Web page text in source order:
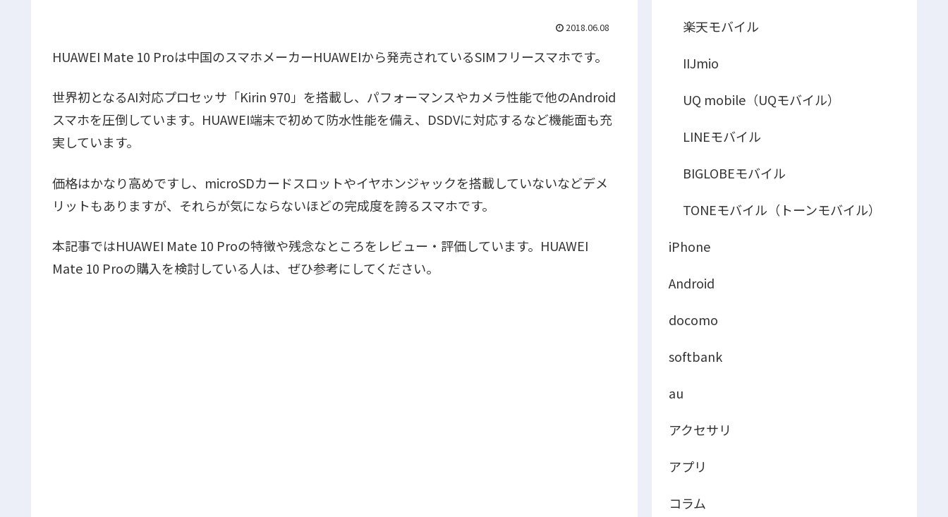
2018.06.08
HUAWEI Mate 10 Proは中国のスマホメーカーHUAWEIから発売されているSIMフリースマホです。
世界初となるAI対応プロセッサ「Kirin 970」を搭載し、パフォーマンスやカメラ性能で他のAndroid
スマホを圧倒しています。HUAWEI端末で初めて防水性能を備え、DSDVに対応するなど機能面も充
実しています。
価格はかなり高めですし、microSDカードスロットやイヤホンジャックを搭載していないなどデメ
リットもありますが、それらが気にならないほどの完成度を誇るスマホです。
本記事ではHUAWEI Mate 10 Proの特徴や残念なところをレビュー・評価しています。HUAWEI
Mate 10 Proの購入を検討している人は、ぜひ参考にしてください。
楽天モバイル
IIJmio
UQ mobile（UQモバイル）
LINEモバイル
BIGLOBEモバイル
TONEモバイル（トーンモバイル）
iPhone
Android
docomo
softbank
au
アクセサリ
アプリ
コラム